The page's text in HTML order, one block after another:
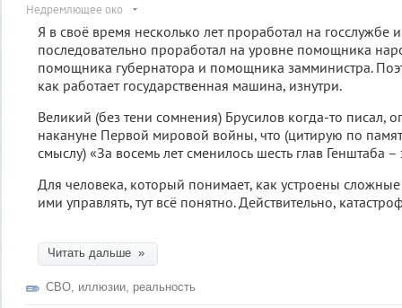
Недремлющее око
Я в своё время несколько лет проработал на госслужбе
последовательно проработал на уровне помощника
помощника губернатора и помощника замминистра.
как работает государственная машина, изнутри.
Великий (без тени сомнения) Брусилов когда-то писал,
накануне Первой мировой войны, что (цитирую по
смыслу) «За восемь лет сменилось шесть глав Генштаба
Для человека, который понимает, как устроены
ими управлять, тут всё понятно. Действительно,
Читать дальше »
СВО иллюзии реальность